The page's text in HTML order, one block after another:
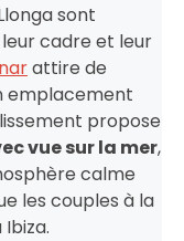
sont
cadre et leur
attire de
emplacement
propose
vue sur la mer,
calme
les couples à la